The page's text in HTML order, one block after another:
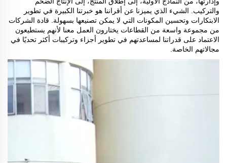
والتركيب. الشيء الذي يميزنا عن أقراننا هو خبرتنا الكبيرة في تطوير
الابتكارات وتحسين المكونات التي لا يمكن تصنيعها بسهولة. قادة الشركات
من مجموعة واسعة من القطاعات يختارون العمل معنا لأنهم يستطيعون
الاعتماد على قدراتنا لمساعدتهم في تطوير أجزاء وتركيبات أكثر تحديًا في
مجالاتهم الخاصة.